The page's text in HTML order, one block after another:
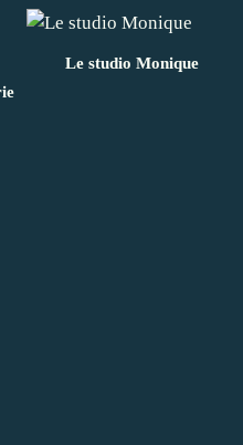
Le studio Monique